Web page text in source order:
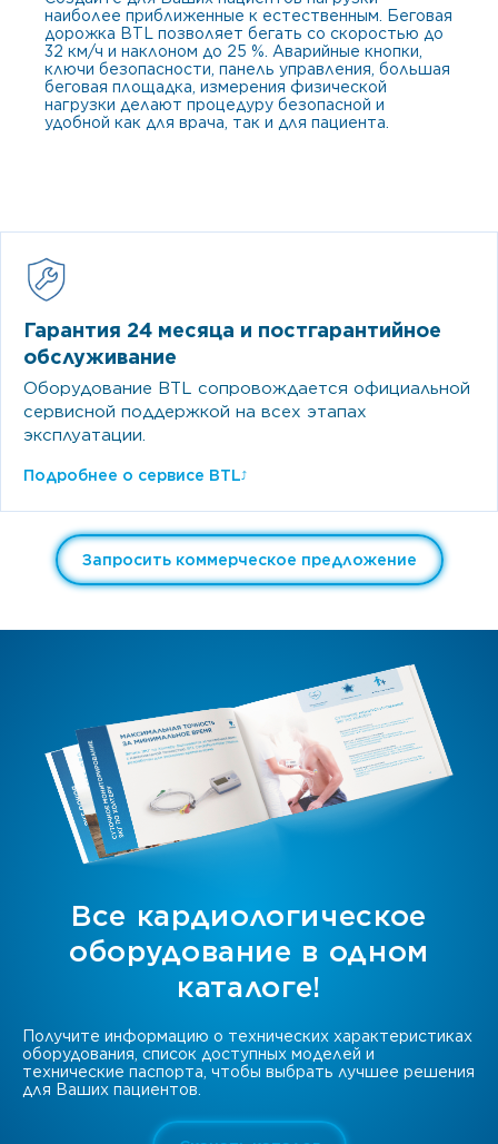
наиболее приближенные к естественным. Беговая
дорожка BTL позволяет бегать со скоростью до
32 км/ч и наклоном до 25 %. Аварийные кнопки,
ключи безопасности, панель управления, большая
беговая площадка, измерения физической
нагрузки делают процедуру безопасной и
удобной как для врача, так и для пациента.
Гарантия 24 месяца и постгарантийное
обслуживание
Оборудование BTL сопровождается официальной
сервисной поддержкой на всех этапах
эксплуатации.
Подробнее о сервисе BTL⤴
Запросить коммерческое предложение
Все кардиологическое
оборудование в одном
каталоге!
Получите информацию о технических характеристиках
оборудования, список доступных моделей и
технические паспорта, чтобы выбрать лучшее решения
для Ваших пациентов.